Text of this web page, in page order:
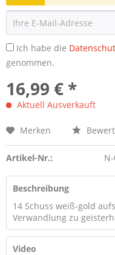
Ich habe die
genommen.
16,99 € *
Aktuell Ausverkauft
Merken
Artikel-Nr.:
Beschreibung
14 Schuss weiß-gold
Verwandlung zu
Video